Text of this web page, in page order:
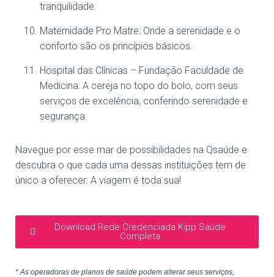
tranquilidade.
Maternidade Pro Matre: Onde a serenidade e o
conforto são os princípios básicos.
Hospital das Clínicas – Fundação Faculdade de
Medicina: A cereja no topo do bolo, com seus
serviços de excelência, conferindo serenidade e
segurança.
Navegue por esse mar de possibilidades na Qsaúde e
descubra o que cada uma dessas instituições tem de
único a oferecer. A viagem é toda sua!
Download Rede Credenciada Kipp Saúde
Completa
* As operadoras de planos de saúde podem alterar seus serviços,